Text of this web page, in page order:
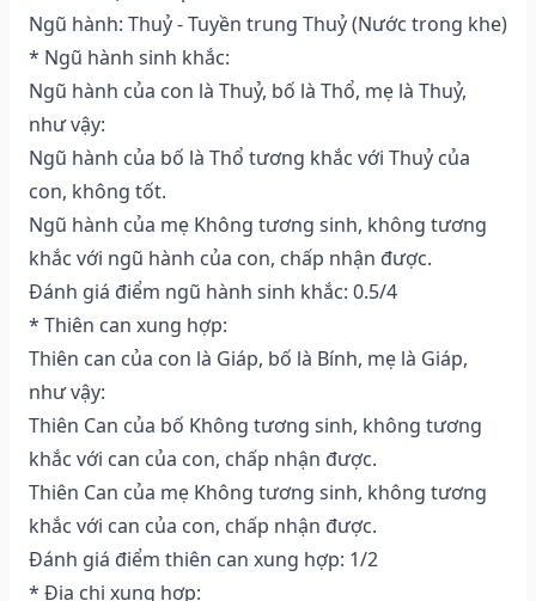
Ngũ hành: Thuỷ - Tuyền trung Thuỷ (Nước trong khe)
* Ngũ hành sinh khắc:
Ngũ hành của con là Thuỷ, bố là Thổ, mẹ là Thuỷ,
như vậy:
Ngũ hành của bố là Thổ tương khắc với Thuỷ của
con, không tốt.
Ngũ hành của mẹ Không tương sinh, không tương
khắc với ngũ hành của con, chấp nhận được.
Đánh giá điểm ngũ hành sinh khắc: 0.5/4
* Thiên can xung hợp:
Thiên can của con là Giáp, bố là Bính, mẹ là Giáp,
như vậy:
Thiên Can của bố Không tương sinh, không tương
khắc với can của con, chấp nhận được.
Thiên Can của mẹ Không tương sinh, không tương
khắc với can của con, chấp nhận được.
Đánh giá điểm thiên can xung hợp: 1/2
* Địa chi xung hợp: